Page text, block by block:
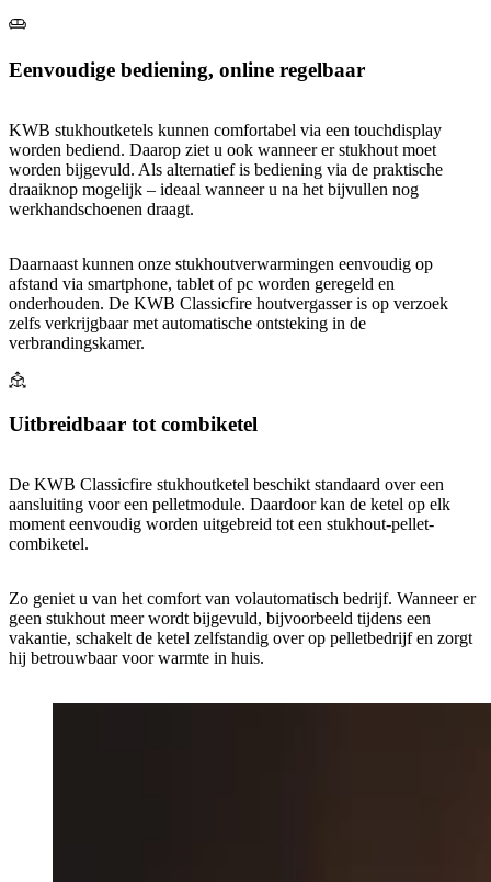
Eenvoudige bediening, online regelbaar
KWB stukhoutketels kunnen comfortabel via een touchdisplay
worden bediend. Daarop ziet u ook wanneer er stukhout moet
worden bijgevuld. Als alternatief is bediening via de praktische
draaiknop mogelijk – ideaal wanneer u na het bijvullen nog
werkhandschoenen draagt.
Daarnaast kunnen onze stukhoutverwarmingen eenvoudig op
afstand via smartphone, tablet of pc worden geregeld en
onderhouden. De KWB Classicfire houtvergasser is op verzoek
zelfs verkrijgbaar met automatische ontsteking in de
verbrandingskamer.
Uitbreidbaar tot combiketel
De KWB Classicfire stukhoutketel beschikt standaard over een
aansluiting voor een pelletmodule. Daardoor kan de ketel op elk
moment eenvoudig worden uitgebreid tot een stukhout-pellet-
combiketel.
Zo geniet u van het comfort van volautomatisch bedrijf. Wanneer er
geen stukhout meer wordt bijgevuld, bijvoorbeeld tijdens een
vakantie, schakelt de ketel zelfstandig over op pelletbedrijf en zorgt
hij betrouwbaar voor warmte in huis.